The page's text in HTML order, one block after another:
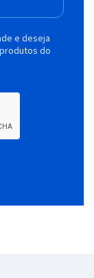
e deseja
do